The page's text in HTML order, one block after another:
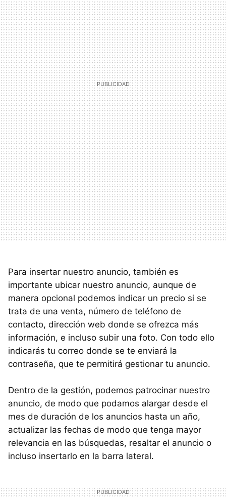
Para insertar nuestro anuncio, también es
importante ubicar nuestro anuncio, aunque de
manera opcional podemos indicar un precio si se
trata de una venta, número de teléfono de
contacto, dirección web donde se ofrezca más
información, e incluso subir una foto. Con todo ello
indicarás tu correo donde se te enviará la
contraseña, que te permitirá gestionar tu anuncio.
Dentro de la gestión, podemos patrocinar nuestro
anuncio, de modo que podamos alargar desde el
mes de duración de los anuncios hasta un año,
actualizar las fechas de modo que tenga mayor
relevancia en las búsquedas, resaltar el anuncio o
incluso insertarlo en la barra lateral.